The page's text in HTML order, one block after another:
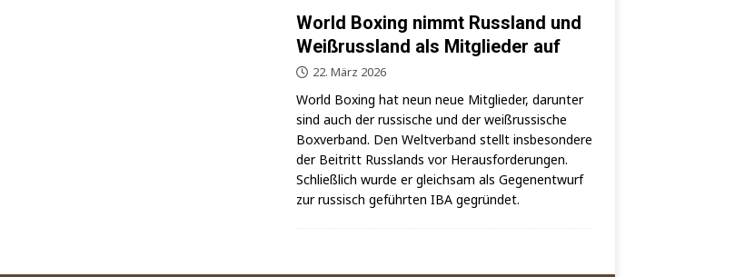
World Boxing nimmt Russland und
Weißrussland als Mitglieder auf
22. März 2026
World Boxing hat neun neue Mit­glie­der, dar­un­ter
sind auch der rus­si­sche und der weiß­rus­si­sche
Box­ver­band. Den Welt­ver­band stellt ins­be­son­de­re
der Bei­tritt Russ­lands vor Her­aus­for­de­run­gen.
Schließ­lich wur­de er gleich­sam als Gegen­ent­wurf
zur rus­sisch geführ­ten IBA gegründet.